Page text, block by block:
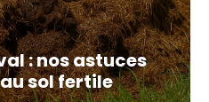
: nos astuces
sol fertile